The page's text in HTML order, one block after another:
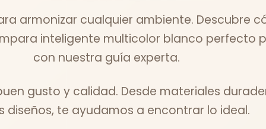
armonizar cualquier ambiente. Descubre
inteligente multicolor blanco perfecto
con nuestra guía experta.
gusto y calidad. Desde materiales
diseños, te ayudamos a encontrar lo ideal.